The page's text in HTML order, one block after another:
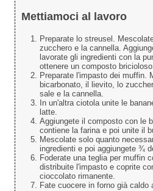
Mettiamoci al lavoro
Preparate lo streusel.
zucchero e la cannella.
lavorate gli ingredienti con la
ottenere un composto
Preparate l'impasto dei muffin.
bicarbonato, il lievito, lo
sale e la cannella.
In un'altra ciotola unite le
latte.
Aggiungete il composto con le
contiene la farina e poi unite il
Mescolate solo quanto
ingredienti e poi aggiungete ¾
Foderate una teglia per muffin
distribuite l'impasto e coprite
cioccolato rimanente.
Fate cuocere in forno già caldo